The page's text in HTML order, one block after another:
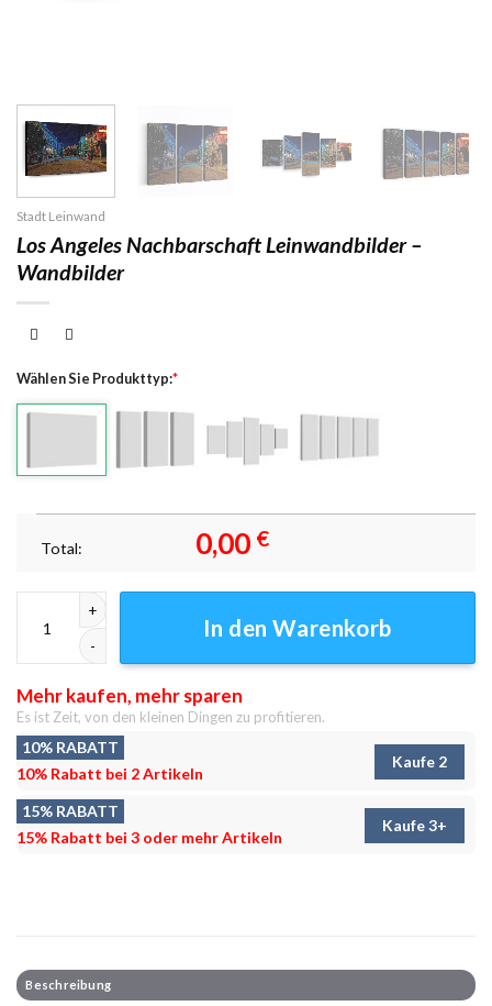
Stadt Leinwand
Los Angeles Nachbarschaft Leinwandbilder –
Wandbilder
Wählen Sie Produkttyp:*
Total: 0,00 €
In den Warenkorb
Mehr kaufen, mehr sparen
Es ist Zeit, von den kleinen Dingen zu profitieren.
10% RABATT
10% Rabatt bei 2 Artikeln
Kaufe 2
15% RABATT
15% Rabatt bei 3 oder mehr Artikeln
Kaufe 3+
Beschreibung